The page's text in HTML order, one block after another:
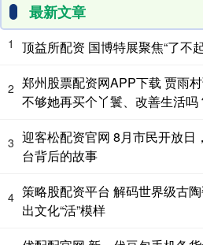
最新文章
1 顶益所配资 国博特展聚焦“了不
2 郑州股票配资网APP下载 贾雨
不够她再买个丫鬟、改善生活吗
3 迎客松配资官网 8月市民开放日
台背后的故事
4 策略股配资平台 解码世界级古
出文化“活”模样